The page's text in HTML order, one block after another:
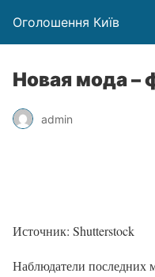
Оголошення Київ
Новая мода –
admin
Источник: Shutterstock
Наблюдатели последних